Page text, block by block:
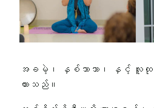
အခမဲ့၊ နှစ်ဘာသာ၊ နှင့်
ထားသည်။